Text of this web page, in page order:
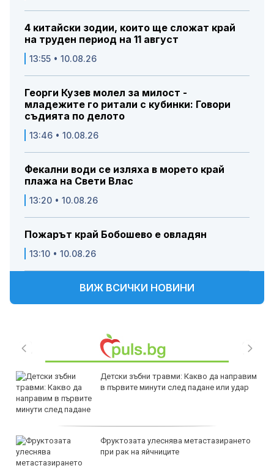
4 китайски зодии, които ще сложат край
на труден период на 11 август
13:55 • 10.08.26
Георги Кузев молел за милост -
младежите го ритали с кубинки: Говори
съдията по делото
13:46 • 10.08.26
Фекални води се изляха в морето край
плажа на Свети Влас
13:20 • 10.08.26
Пожарът край Бобошево е овладян
13:10 • 10.08.26
ВИЖ ВСИЧКИ НОВИНИ
Детски зъбни травми: Какво да направим
в първите минути след падане или удар
Фруктозата улеснява метастазирането
при рак на яйчниците